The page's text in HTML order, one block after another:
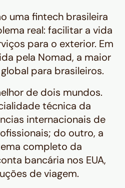
uma fintech brasileira
real: facilitar a vida
para o exterior. Em
pela Nomad, a maior
para brasileiros.
de dois mundos.
técnica da
internacionais de
do outro, a
completo da
bancária nos EUA,
de viagem.